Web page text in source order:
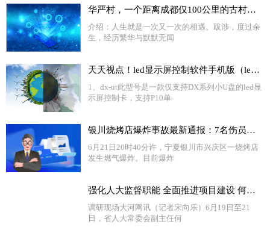
华严村，一个距离成都仅100公里的古村落，隐藏着川西最大的古聚落
介绍：人生就是一次又一次的相遇。跋涉，度过余
生，经历繁华与默默无闻
天天视点！led显示屏控制软件手机版（led显示屏控制软件dx）
1、dx-ut此型号是一款仅支持DX系列小U盘的led显
示屏控制卡，支持P10单
银川烧烤店爆炸事故最新通报：7名伤员生命体征平稳 将尽快查明爆炸事故原因_环球新资讯
6月21日20时40分许，宁夏银川市兴庆区一烧烤店
发生燃气爆炸。目前爆炸
强化人大监督职能 全面推进项目建设 何金平带队到济源示范区和焦作市调研“三个一批”项目建设情况 世界要闻
调研现场大河网讯（记者宋向乐）6月19日至21
日，省人大常委会副主任何